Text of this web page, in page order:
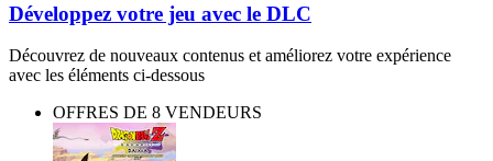
Développez votre jeu avec le DLC
Découvrez de nouveaux contenus et améliorez votre expérience
avec les éléments ci-dessous
OFFRES DE 8 VENDEURS